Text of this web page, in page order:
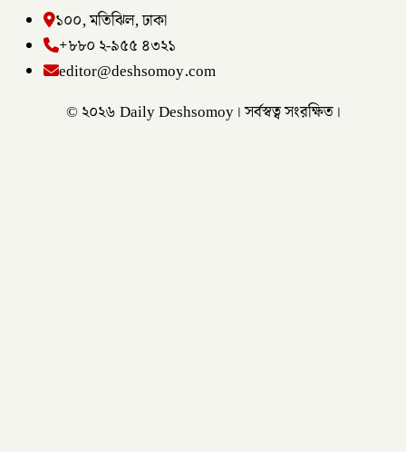
১০০, মতিঝিল, ঢাকা
+৮৮০ ২-৯৫৫ ৪৩২১
editor@deshsomoy.com
© ২০২৬ Daily Deshsomoy। সর্বস্বত্ব সংরক্ষিত।